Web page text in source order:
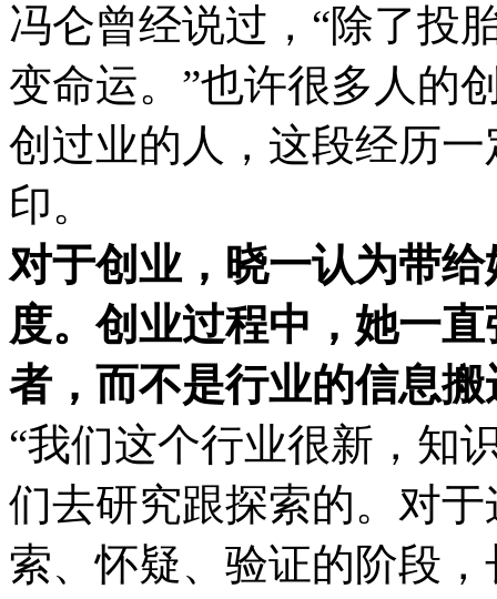
冯仑曾经说过，“除了投
变命运。”也许很多人的
创过业的人，这段经历
印。
对于创业，晓一认为带
度。创业过程中，她一
者，而不是行业的信息搬
“我们这个行业很新，知
们去研究跟探索的。对
索、怀疑、验证的阶段